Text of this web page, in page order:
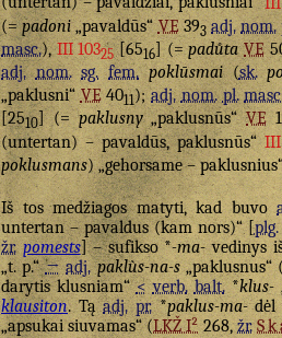
(=padoni„pavaldūs“VE393 adj. nom.
masc.),III 10325[6516] (=padůta VE
adj. nom. sg. fem. poklūsmai(sk.
„paklusni“VE4011);adj. nom. pl.
[2510] (=paklusny„paklusnūs“VE
(untertan) – pavaldūs, paklusnūs“
poklusmans) „gehorsame –
Iš tos medžiagos matyti, kad buvo
untertan – pavaldus (kam nors)“ [plg.
žr. pomests] – sufikso *-ma-vedinys
„t. p.“→ adj. paklùs-na-s„paklusnus“
darytis klusniam“< verb. balt.*klus-
klausiton. Tąadj. pr.*paklus-ma-dėl
„apsukai siuvamas“ (LKŽ I²268,žr.